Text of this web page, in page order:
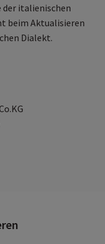
italienischen
beim Aktualisieren
Dialekt.